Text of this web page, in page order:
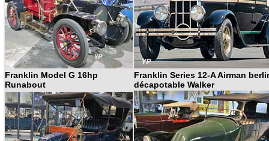
Franklin Model G 16hp
Runabout
Franklin Series 12-A Airman
décapotable Walker